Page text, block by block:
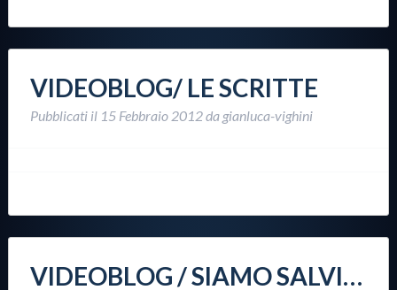
VIDEOBLOG/ LE SCRITTE
Pubblicati il 15 Febbraio 2012da gianluca-vighini
VIDEOBLOG / SIAMO SALVI…